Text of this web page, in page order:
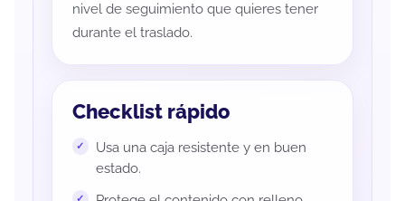
nivel de seguimiento que quieres tener
durante el traslado.
Checklist rápido
Usa una caja resistente y en buen
estado.